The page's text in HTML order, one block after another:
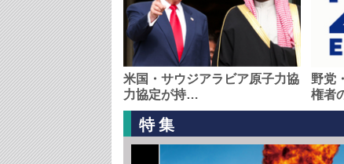
米国・サウジアラビア原子力協
力協定が持…
野党
権者
特集